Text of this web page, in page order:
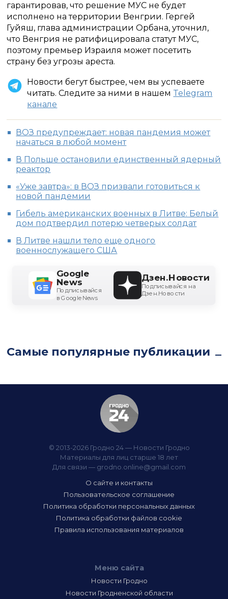
гарантировав, что решение МУС не будет
исполнено на территории Венгрии. Гергей
Гуйяш, глава администрации Орбана, уточнил,
что Венгрия не ратифицировала статут МУС,
поэтому премьер Израиля может посетить
страну без угрозы ареста.
Новости бегут быстрее, чем вы успеваете
читать. Следите за ними в нашем Telegram
канале
ВОЗ предупреждает: новая пандемия может
начаться в любой момент
В Польше остановили единственный ядерный
реактор
«Уже завтра»: в ВОЗ призвали готовиться к
новой пандемии
Гибель американских военных в Литве: Белый
дом подтвердил потерю четверых солдат
В Литве нашли тело еще одного
военнослужащего США
Google
News
Подписывайся
в Google News
Дзен.Новости
Подписывайся на
Дзен.Новости
Самые популярные публикации
© 2013-2026 Гродно 24 — Новости Гродно
Материалы для лиц старше 18 лет
Для связи — grodno.online@gmail.com
О сайте и контакты
Пользовательское соглашение
Политика обработки персональных данных
Политика обработки файлов cookie
Правила использования материалов
Меню сайта
Новости Гродно
Новости Гродненской области